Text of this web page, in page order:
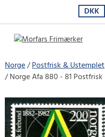
DKK
Norge Postfrisk & Ustemplet
Norge Afa 880 - 81 Postfrisk